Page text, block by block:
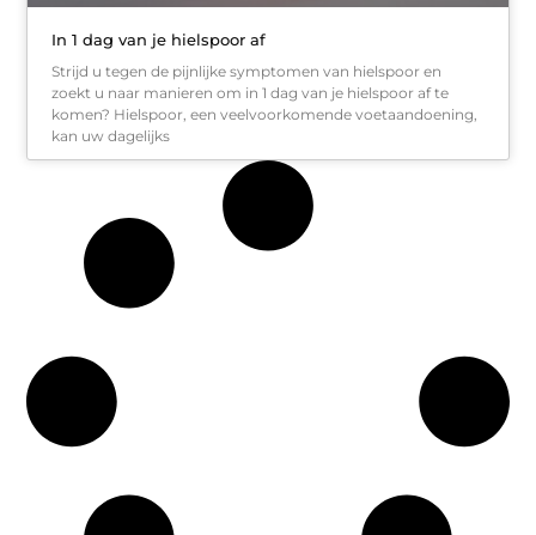
In 1 dag van je hielspoor af
Strijd u tegen de pijnlijke symptomen van hielspoor en
zoekt u naar manieren om in 1 dag van je hielspoor af te
komen? Hielspoor, een veelvoorkomende voetaandoening,
kan uw dagelijks